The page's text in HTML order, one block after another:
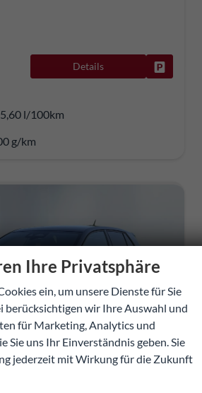
Details Fahrzeug
5,60 l/100km
g/km
Ihre Privatsphäre
ein, um unsere Dienste für Sie
berücksichtigen wir Ihre Auswahl und
für Marketing, Analytics und
Sie uns Ihr Einverständnis geben. Sie
jederzeit mit Wirkung für die Zukunft